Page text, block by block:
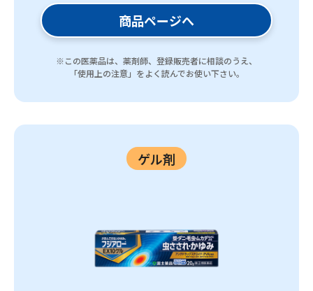
商品ページへ
※この医薬品は、薬剤師、登録販売者に相談のうえ、
「使用上の注意」をよく読んでお使い下さい。
ゲル剤